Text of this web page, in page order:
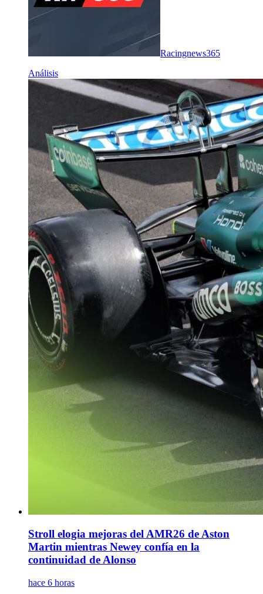
Racingnews365
Análisis
Stroll elogia mejoras del AMR26 de Aston
Martin mientras Newey confía en la
continuidad de Alonso
hace 6 horas